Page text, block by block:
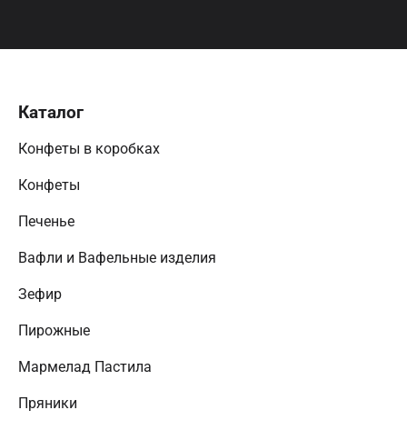
Каталог
Конфеты в коробках
Конфеты
Печенье
Вафли и Вафельные изделия
Зефир
Пирожные
Мармелад Пастила
Пряники